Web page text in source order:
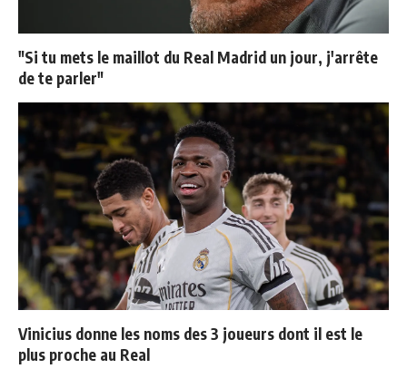
"Si tu mets le maillot du Real Madrid un jour, j'arrête
de te parler"
Vinicius donne les noms des 3 joueurs dont il est le
plus proche au Real